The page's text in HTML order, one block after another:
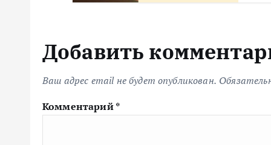
Добавить
Ваш адрес email не будет опубликован.
Комментарий*